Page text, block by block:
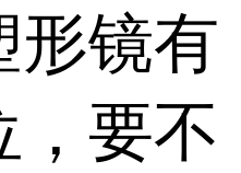
形镜有
，要不